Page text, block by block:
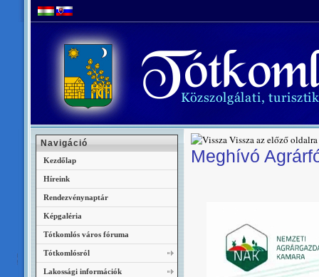
Vissza az előző oldalra
Meghívó
Navigáció
Kezdőlap
Híreink
Rendezvénynaptár
Képgaléria
Tótkomlós város fóruma
Tótkomlósról
Lakossági információk